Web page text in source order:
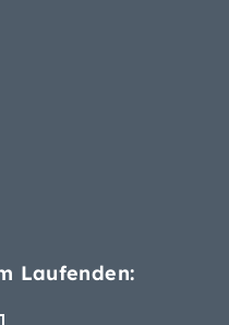
Laufenden: